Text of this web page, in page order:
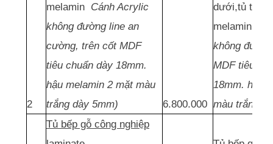
2
melamin Cánh Acrylic
không đường line an
cường, trên cốt MDF
tiêu chuẩn dày 18mm.
hậu melamin 2 mặt màu
trắng dày 5mm)
6.800.000
dưới,tủ trên
melamin
không
MDF tiêu
18mm. hậu
màu trắng
Tủ bếp gỗ công nghiệp